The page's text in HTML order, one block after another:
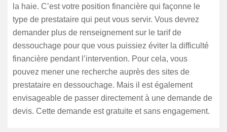
la haie. C’est votre position financière qui façonne le
type de prestataire qui peut vous servir. Vous devrez
demander plus de renseignement sur le tarif de
dessouchage pour que vous puissiez éviter la difficulté
financière pendant l’intervention. Pour cela, vous
pouvez mener une recherche auprès des sites de
prestataire en dessouchage. Mais il est également
envisageable de passer directement à une demande de
devis. Cette demande est gratuite et sans engagement.